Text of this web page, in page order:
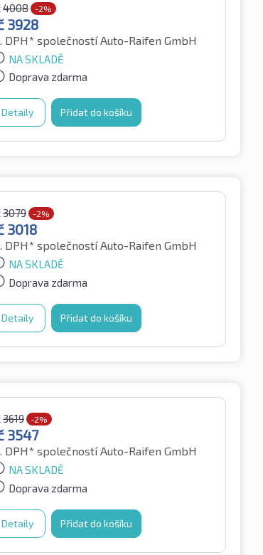
4008 -2%
3928
DPH* společností Auto-Raifen GmbH
NA SKLADĚ
Doprava zdarma
Detaily Přidat do košíku
3079 -2%
3018
DPH* společností Auto-Raifen GmbH
NA SKLADĚ
Doprava zdarma
Detaily Přidat do košíku
3619 -2%
3547
DPH* společností Auto-Raifen GmbH
NA SKLADĚ
Doprava zdarma
Detaily Přidat do košíku